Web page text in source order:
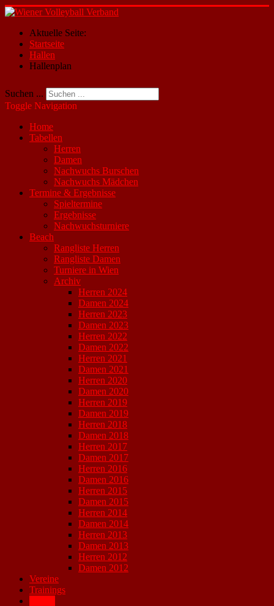
Aktuelle Seite:
Startseite
Hallen
Hallenplan
Suchen ...
Toggle Navigation
Home
Tabellen
Herren
Damen
Nachwuchs Burschen
Nachwuchs Mädchen
Termine & Ergebnisse
Spieltermine
Ergebnisse
Nachwuchsturniere
Beach
Rangliste Herren
Rangliste Damen
Turniere in Wien
Archiv
Herren 2024
Damen 2024
Herren 2023
Damen 2023
Herren 2022
Damen 2022
Herren 2021
Damen 2021
Herren 2020
Damen 2020
Herren 2019
Damen 2019
Herren 2018
Damen 2018
Herren 2017
Damen 2017
Herren 2016
Damen 2016
Herren 2015
Damen 2015
Herren 2014
Damen 2014
Herren 2013
Damen 2013
Herren 2012
Damen 2012
Vereine
Trainings